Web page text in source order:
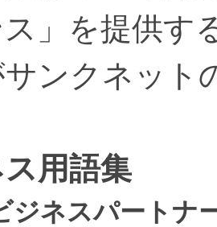
」を提供す
ンクネット
用語集
ジネスパートナ